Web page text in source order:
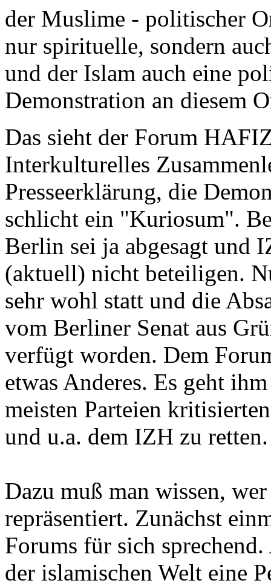
der Muslime - politischer
nur spirituelle, sondern
und der Islam auch eine
Demonstration an diesem
Das sieht der Forum
Interkulturelles
Presseerklärung, die
schlicht ein "Kuriosum".
Berlin sei ja abgesagt und
(aktuell) nicht beteiligen.
sehr wohl statt und die
vom Berliner Senat aus
verfügt worden. Dem
etwas Anderes. Es geht
meisten Parteien
und u.a. dem IZH zu retten.
Dazu muß man wissen,
repräsentiert. Zunächst
Forums für sich
der islamischen Welt eine